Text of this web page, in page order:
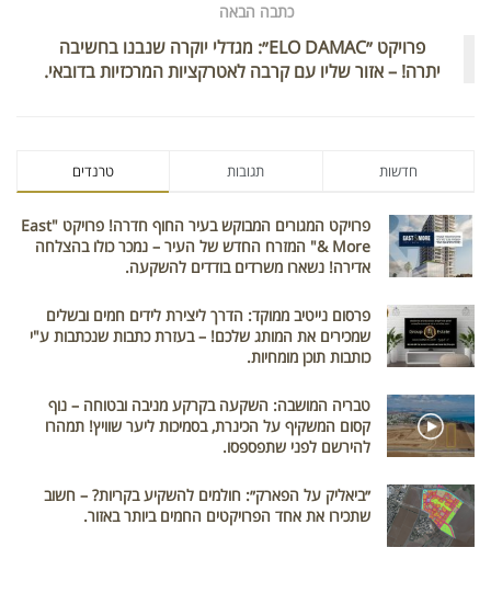
כתבה הבאה
פרויקט ״ELO DAMAC״: מגדלי יוקרה שנבנו בחשיבה
יתרה! – אזור שליו עם קרבה לאטרקציות המרכזיות בדובאי.
טרנדים תגובות חדשות
פרויקט המגורים המבוקש בעיר החוף חדרה! פרויקט "East
& More" המזרח החדש של העיר – נמכר כולו בהצלחה
אדירה! נשארו משרדים בודדים להשקעה.
פרסום נייטיב ממוקד: הדרך ליצירת לידים חמים ובשלים
שמכירים את המותג שלכם! – בעזרת כתבות שנכתבות ע"י
כותבות תוכן מומחיות.
טבריה המושבה: השקעה בקרקע מניבה ובטוחה – נוף
קסום המשקיף על הכינרת, בסמיכות ליער שוויץ! תמהרו
להירשם לפני שתפספסו.
״ביאליק על הפארק״: חולמים להשקיע בקריות? – חשוב
שתכירו את אחד הפרויקטים החמים ביותר באזור.